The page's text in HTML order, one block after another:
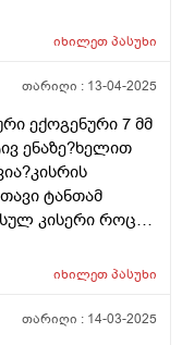
კიდევ
იხილეთპასუხი
თარიღი : 13-04-2025
ექოგენური 7 მმ
ენაზე?ხელით
ტანთამ
სულ კისერი როცა
რა,ეს
უკანაც
იხილეთპასუხი
თარიღი : 14-03-2025